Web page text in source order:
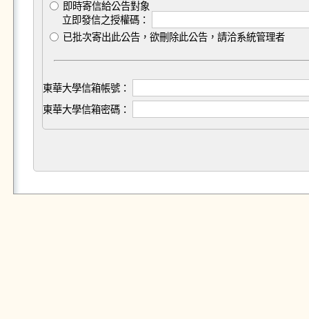
即時寄信給公告對象
立即發信之授權碼：
已批次寄出此公告，欲刪除此公告，請洽系統管理者
東華大學信箱帳號：
東華大學信箱密碼：